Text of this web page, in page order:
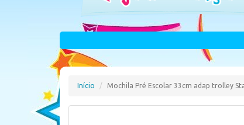
Início Mochila Pré Escolar 33cm adap trolley